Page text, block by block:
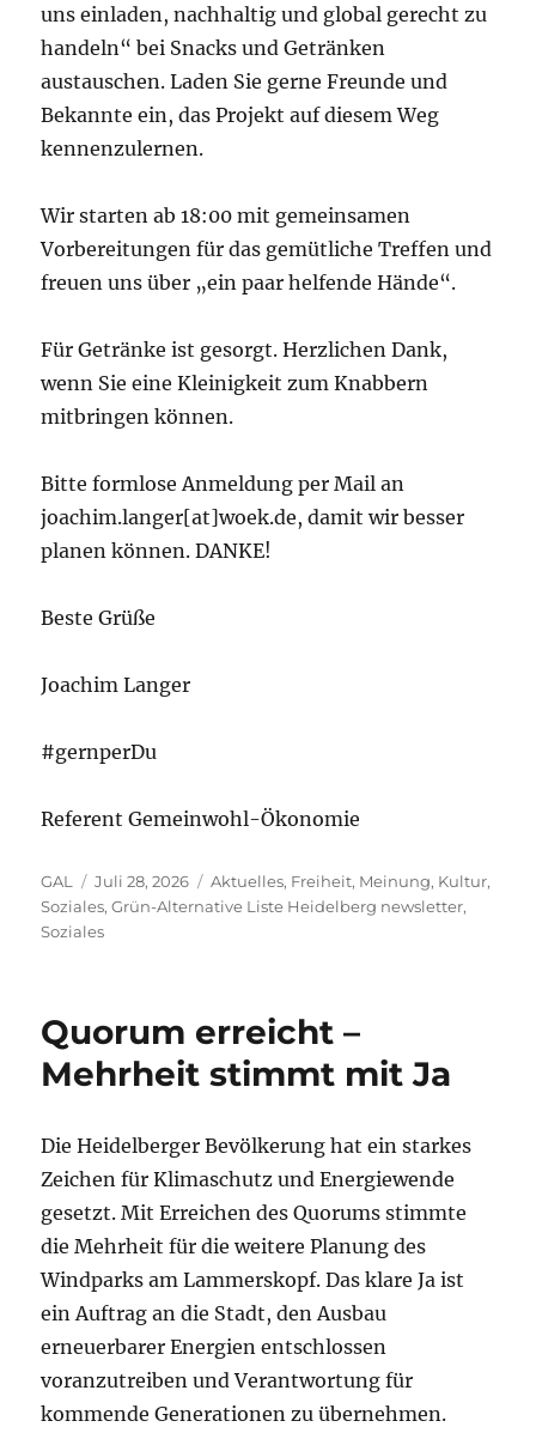
uns einladen, nachhaltig und global gerecht zu
handeln“ bei Snacks und Getränken
austauschen. Laden Sie gerne Freunde und
Bekannte ein, das Projekt auf diesem Weg
kennenzulernen.
Wir starten ab 18:00 mit gemeinsamen
Vorbereitungen für das gemütliche Treffen und
freuen uns über „ein paar helfende Hände“.
Für Getränke ist gesorgt. Herzlichen Dank,
wenn Sie eine Kleinigkeit zum Knabbern
mitbringen können.
Bitte formlose Anmeldung per Mail an
joachim.langer[at]woek.de, damit wir besser
planen können. DANKE!
Beste Grüße
Joachim Langer
#gernperDu
Referent Gemeinwohl-Ökonomie
Autor
GAL
Veröffentlicht
am
Juli 28, 2026 Kategorien
Aktuelles, Freiheit, Meinung, Kultur,
Soziales,Grün-Alternative Liste Heidelberg newsletter,
Soziales
Quorum erreicht –
Mehrheit stimmt mit Ja
Die Heidelberger Bevölkerung hat ein starkes
Zeichen für Klimaschutz und Energiewende
gesetzt. Mit Erreichen des Quorums stimmte
die Mehrheit für die weitere Planung des
Windparks am Lammerskopf. Das klare Ja ist
ein Auftrag an die Stadt, den Ausbau
erneuerbarer Energien entschlossen
voranzutreiben und Verantwortung für
kommende Generationen zu übernehmen.